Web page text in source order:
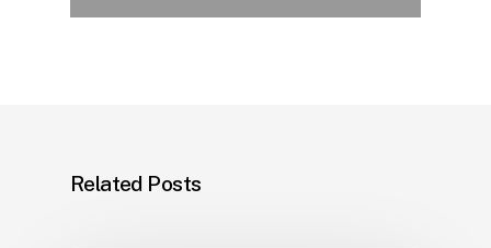
Related Posts